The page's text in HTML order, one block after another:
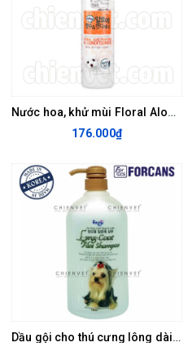
Nước hoa, khử mùi Floral Aloe perfume&conditioner 300ml
176.000₫
Dầu gội cho thú cưng lông dài chiết xuất nha đam 750ml